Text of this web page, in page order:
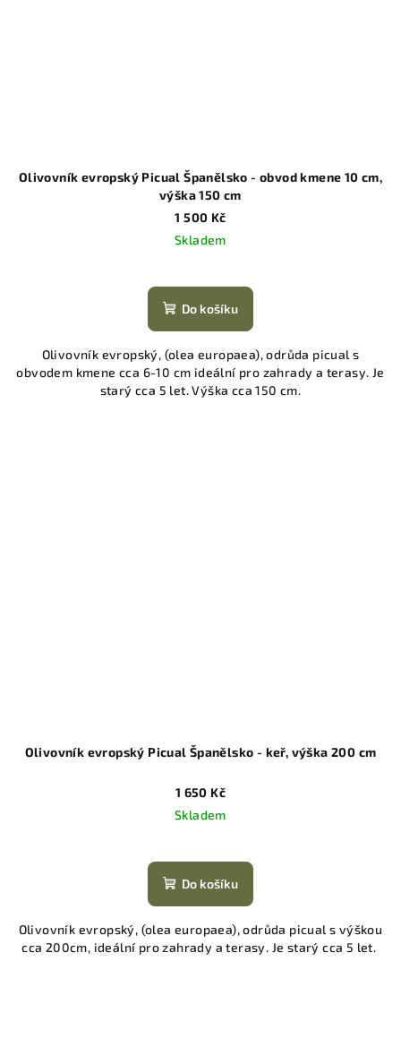
Olivovník evropský Picual Španělsko - obvod kmene 10 cm,
výška 150 cm
1 500 Kč
Skladem
Do košíku
Olivovník evropský, (olea europaea), odrůda picual s
obvodem kmene cca 6-10 cm ideální pro zahrady a terasy. Je
starý cca 5 let. Výška cca 150 cm.
Olivovník evropský Picual Španělsko - keř, výška 200 cm
1 650 Kč
Skladem
Do košíku
Olivovník evropský, (olea europaea), odrůda picual s výškou
cca 200cm, ideální pro zahrady a terasy. Je starý cca 5 let.